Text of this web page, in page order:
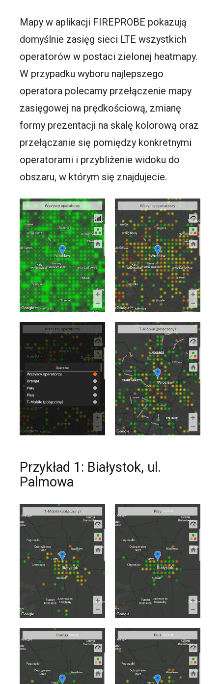
Mapy w aplikacji FIREPROBE pokazują
domyślnie zasięg sieci LTE wszystkich
operatorów w postaci zielonej heatmapy.
W przypadku wyboru najlepszego
operatora polecamy przełączenie mapy
zasięgowej na prędkościową, zmianę
formy prezentacji na skalę kolorową oraz
przełączanie się pomiędzy konkretnymi
operatorami i przybliżenie widoku do
obszaru, w którym się znajdujecie.
Przykład 1: Białystok, ul.
Palmowa